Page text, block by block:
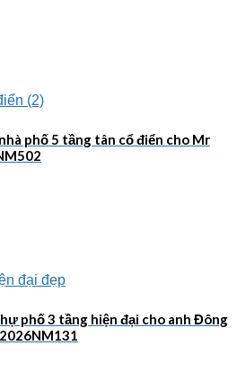
phố 5 tầng tân cổ điển cho Mr
phố 3 tầng hiện đại cho anh Đông